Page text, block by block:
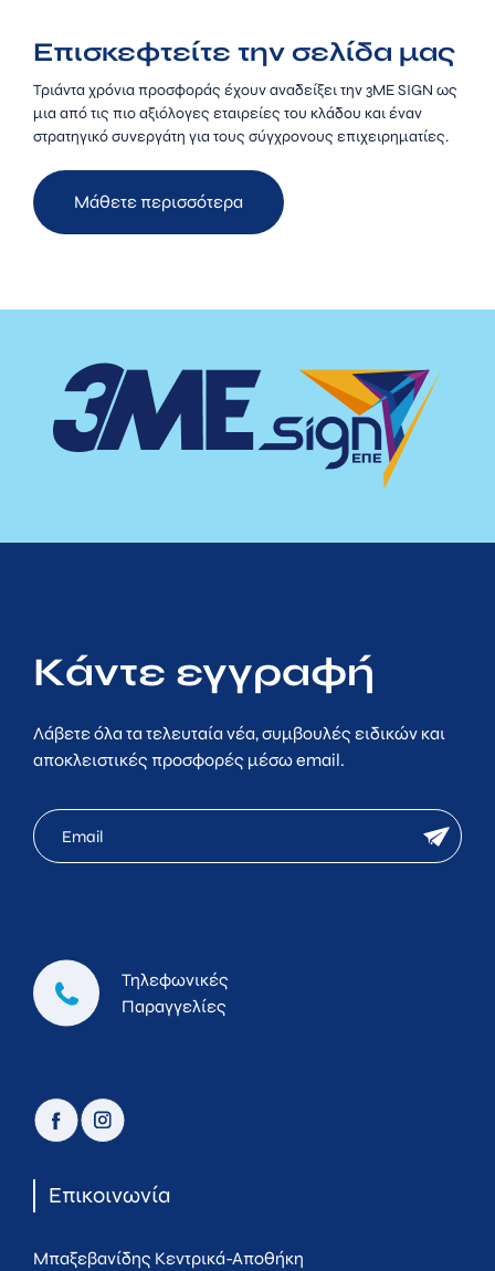
Επισκεφτείτε την σελίδα μας
Τριάντα χρόνια προσφοράς έχουν αναδείξει την 3ΜΕ SIGN ως
μια από τις πιο αξιόλογες εταιρείες του κλάδου και έναν
στρατηγικό συνεργάτη για τους σύγχρονους επιχειρηματίες.
Μάθετε περισσότερα
Κάντε εγγραφή
Λάβετε όλα τα τελευταία νέα, συμβουλές ειδικών και
αποκλειστικές προσφορές μέσω email.
mc
email
newsletter
Τηλεφωνικές
Παραγγελίες
facebookinstagram
Επικοινωνία
Μπαξεβανίδης Κεντρικά-Αποθήκη